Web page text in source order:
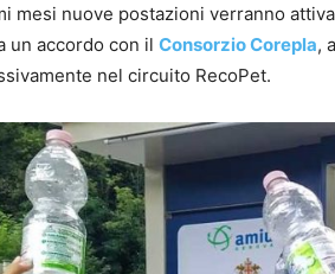
mesi nuove postazioni verranno
un accordo con il Consorzio Corepla,
nel circuito RecoPet.